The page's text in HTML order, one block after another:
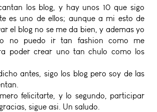
los blog, y hay unos 10 que sigo
es uno de ellos; aunque a mi esto de
el blog no se me da bien, y ademas yo
no puedo ir tan fashion como me
poder crear uno tan chulo como los
antes, sigo los blog pero soy de las
felicitarte, y lo segundo, participar
sigue asi. Un saludo.